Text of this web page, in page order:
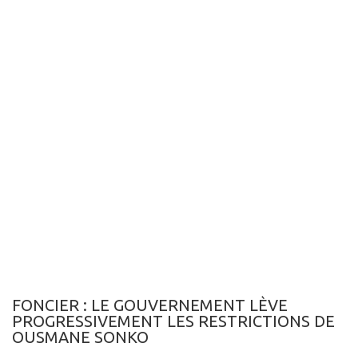
FONCIER : LE GOUVERNEMENT LÈVE
PROGRESSIVEMENT LES RESTRICTIONS DE
OUSMANE SONKO